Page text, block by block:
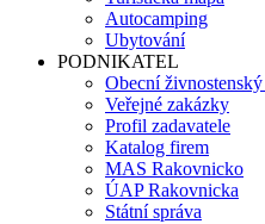
Autocamping
Ubytování
PODNIKATEL
Obecní
Veřejné zakázky
Profil zadavatele
Katalog firem
MAS Rakovnicko
ÚAP Rakovnicka
Státní správa